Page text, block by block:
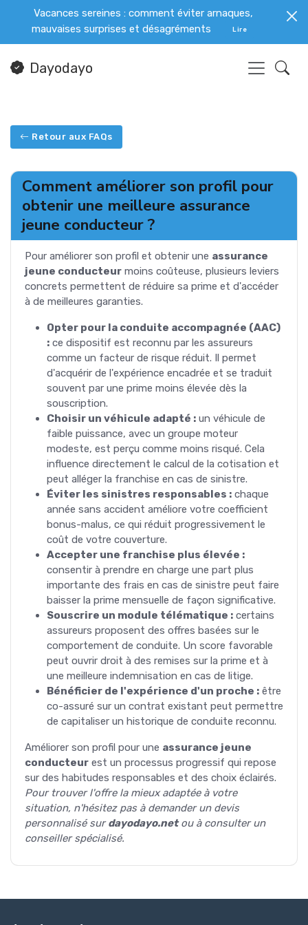
Vacances sereines : comment éviter arnaques,
mauvaises surprises et désagréments
Lire
Dayodayo
Retour aux FAQs
Comment améliorer son profil pour
obtenir une meilleure assurance
jeune conducteur ?
Pour améliorer son profil et obtenir une assurance
jeune conducteur moins coûteuse, plusieurs leviers
concrets permettent de réduire sa prime et d'accéder
à de meilleures garanties.
Opter pour la conduite accompagnée (AAC)
: ce dispositif est reconnu par les assureurs
comme un facteur de risque réduit. Il permet
d'acquérir de l'expérience encadrée et se traduit
souvent par une prime moins élevée dès la
souscription.
Choisir un véhicule adapté : un véhicule de
faible puissance, avec un groupe moteur
modeste, est perçu comme moins risqué. Cela
influence directement le calcul de la cotisation et
peut alléger la franchise en cas de sinistre.
Éviter les sinistres responsables : chaque
année sans accident améliore votre coefficient
bonus-malus, ce qui réduit progressivement le
coût de votre couverture.
Accepter une franchise plus élevée :
consentir à prendre en charge une part plus
importante des frais en cas de sinistre peut faire
baisser la prime mensuelle de façon significative.
Souscrire un module télématique : certains
assureurs proposent des offres basées sur le
comportement de conduite. Un score favorable
peut ouvrir droit à des remises sur la prime et à
une meilleure indemnisation en cas de litige.
Bénéficier de l'expérience d'un proche : être
co-assuré sur un contrat existant peut permettre
de capitaliser un historique de conduite reconnu.
Améliorer son profil pour une assurance jeune
conducteur est un processus progressif qui repose
sur des habitudes responsables et des choix éclairés.
Pour trouver l'offre la mieux adaptée à votre
situation, n'hésitez pas à demander un devis
personnalisé surdayodayo.netou à consulter un
conseiller spécialisé.